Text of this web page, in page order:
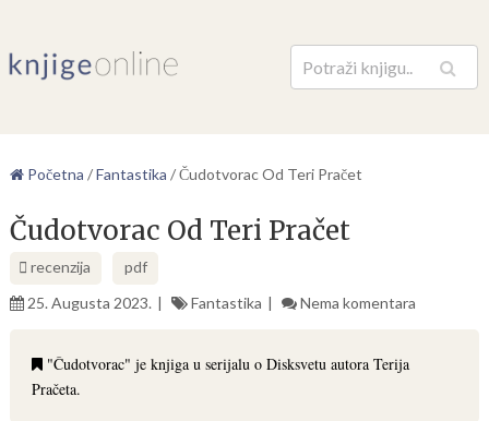
Pretraga
Početna /Fantastika /Čudotvorac Od Teri Pračet
Čudotvorac Od Teri Pračet
recenzija
pdf
25. Augusta 2023.
Fantastika Nema komentara
"Čudotvorac" je knjiga u serijalu o Disksvetu autora Terija
Pračeta.